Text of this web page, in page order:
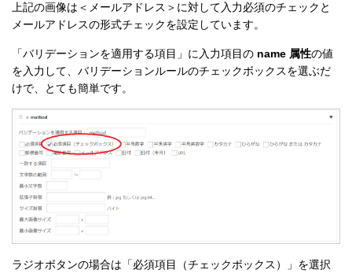
上記の画像は＜メールアドレス＞に対して入力必須のチェックと
メールアドレスの形式チェックを設定しています。
「バリデーションを適用する項目」に入力項目の name 属性の値
を入力して、バリデーションルールのチェックボックスを選ぶだ
けで、とても簡単です。
ラジオボタンの場合は「必須項目（チェックボックス）」を選択